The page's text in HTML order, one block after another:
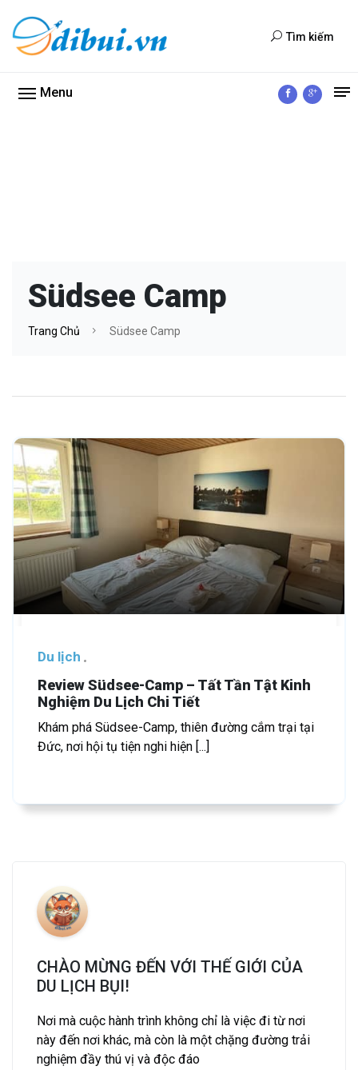
Tìm kiếm
Menu
Südsee Camp
Trang Chủ Südsee Camp
Du lịch
Review Südsee-Camp – Tất Tần Tật Kinh
Nghiệm Du Lịch Chi Tiết
Khám phá Südsee-Camp, thiên đường cắm trại tại
Đức, nơi hội tụ tiện nghi hiện [...]
CHÀO MỪNG ĐẾN VỚI THẾ GIỚI CỦA
DU LỊCH BỤI!
Nơi mà cuộc hành trình không chỉ là việc đi từ nơi
này đến nơi khác, mà còn là một chặng đường trải
nghiệm đầy thú vị và độc đáo